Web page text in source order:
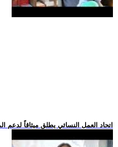
.. اتحاد العمل النسائي يطلق ميثاقاً لدعم